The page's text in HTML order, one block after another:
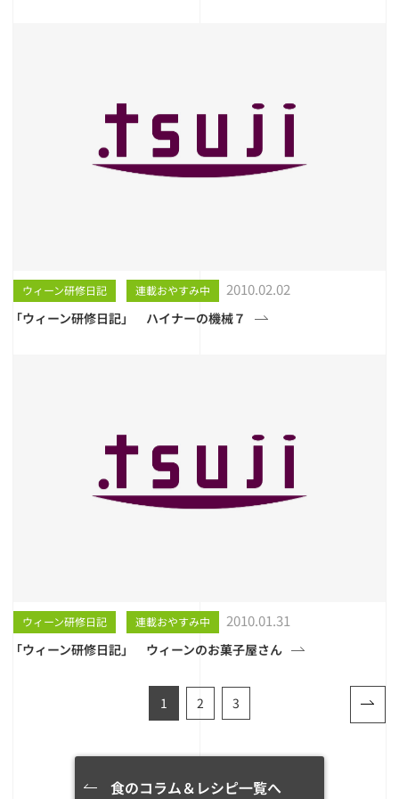
ウィーン研修日記 連載おやすみ中 2010.02.02
「ウィーン研修日記」 ハイナーの機械７
ウィーン研修日記 連載おやすみ中 2010.01.31
「ウィーン研修日記」 ウィーンのお菓子屋さん
1 2 3
食のコラム＆レシピ一覧へ